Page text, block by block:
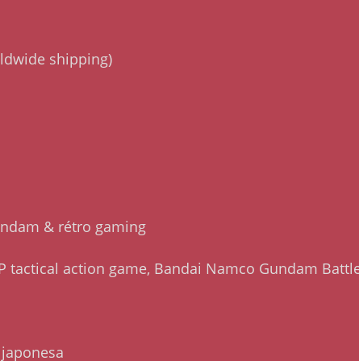
shipping)
& rétro gaming
tactical action game, Bandai Namco Gundam